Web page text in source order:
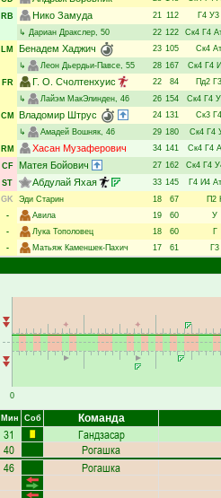
RB
Нико Замуда 21 112 Г4 У3
↳ Дариан Дракслер, 50 22 122 Ск4 Г4
LM
Бенадем Хаджич 23 105 Ск4
↳
Леон Дьердьи-Павсе, 55 28 167 Ск4 Г4
FR
Г. О. Счолтенхуис 22 84 Пд2 Г3
↳
Лайэм МакЭлинден, 46 26 154 Ск4 Г4
CM
Владомир Штрус 24 131 Ск3 Г4
↳
Амадей Вошняк, 46 29 180 Ск4 Г4
RM
Хасан Музаферович 34 141 Ск4 Г4
CF
Матея Бойович 27 162 Ск4 Г4
ST
Абдулай Яхая 33 145 Г4 И4
GK
Эди Старин 18 67 П2
-
Авила 19 60 У
-
Лука Тополовец 18 60 Г
-
Матьяж Каменшек-Пахич 17 61 Г3
0
Мин Соб Команда
31 Гандзасар
40 Рогашка
46 Рогашка